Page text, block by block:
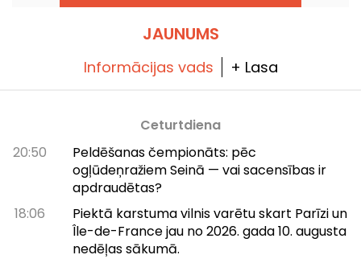
JAUNUMS
Informācijas vads + Lasa
Ceturtdiena
20:50
Peldēšanas čempionāts: pēc
ogļūdeņražiem Seinā — vai sacensības ir
apdraudētas?
18:06
Piektā karstuma vilnis varētu skart Parīzi un
Île-de-France jau no 2026. gada 10. augusta
nedēļas sākumā.